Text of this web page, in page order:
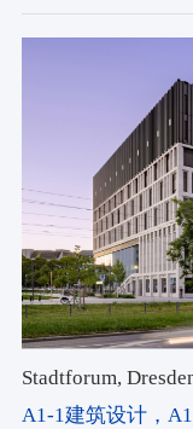
Stadtforum,
A1-1建筑设计，